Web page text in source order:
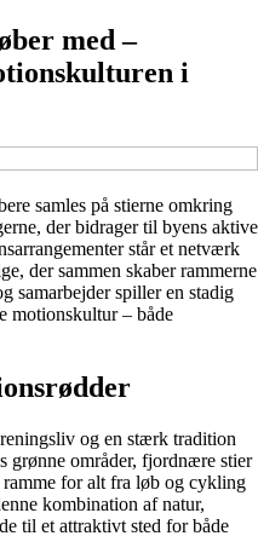
med –
i
samles på stierne omkring
der bidrager til byens aktive
står et netværk
der sammen skaber rammerne
samarbejder spiller en stadig
motionskultur – både
og en stærk tradition
områder, fjordnære stier
for alt fra løb og cykling
kombination af natur,
til et attraktivt sted for både